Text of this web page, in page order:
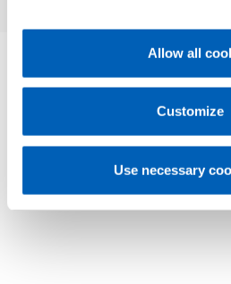
policy.
regarding processing of
Gefran - Privacy Policy.
Allow all
Customize
Use necessary
Ti potrebbe